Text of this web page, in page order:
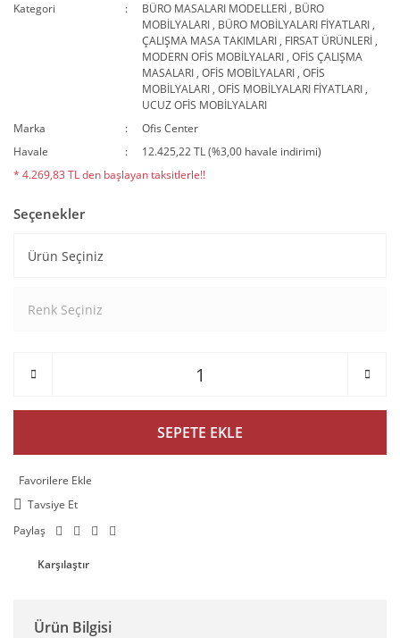
Kategori BÜRO MASALARI MODELLERİ , BÜRO
MOBİLYALARI , BÜRO MOBİLYALARI FİYATLARI ,
ÇALIŞMA MASA TAKIMLARI , FIRSAT ÜRÜNLERİ ,
MODERN OFİS MOBİLYALARI ,OFİS ÇALIŞMA
MASALARI ,OFİS MOBİLYALARI ,OFİS
MOBİLYALARI ,OFİS MOBİLYALARI FİYATLARI ,
UCUZ OFİS MOBİLYALARI
Marka
Ofis Center
Havale
12.425,22 TL (%3,00 havale indirimi)
* 4.269,83 TL den başlayan taksitlerle!!
Seçenekler
SEPETE EKLE
Tavsiye Et
Paylaş
Karşılaştır
Ürün Bilgisi